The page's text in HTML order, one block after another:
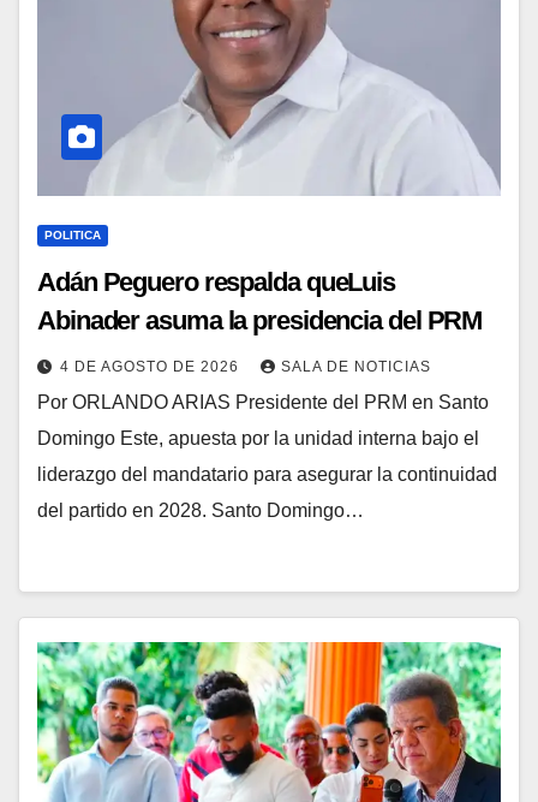
POLITICA
Adán Peguero respalda queLuis
Abinader asuma la presidencia del PRM
4 DE AGOSTO DE 2026 SALA DE NOTICIAS
Por ORLANDO ARIAS Presidente del PRM en Santo
Domingo Este, apuesta por la unidad interna bajo el
liderazgo del mandatario para asegurar la continuidad
del partido en 2028. Santo Domingo…